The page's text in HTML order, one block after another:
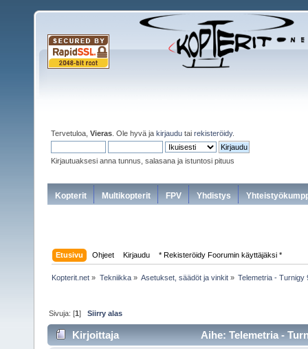
Tervetuloa, Vieras . Ole hyvä ja kirjaudu tai rekisteröidy.
Kirjautuaksesi anna tunnus, salasana ja istuntosi pituus
Kopterit Multikopterit FPV Yhdistys
Etusivu Ohjeet Kirjaudu * Rekisteröidy Foorumin käyttäjäksi *
Kopterit.net » Tekniikka» Asetukset, säädöt ja vinkit» Telemetria -
Sivuja: [1]Siirry alas
Kirjoittaja
Aihe: Telemetria -